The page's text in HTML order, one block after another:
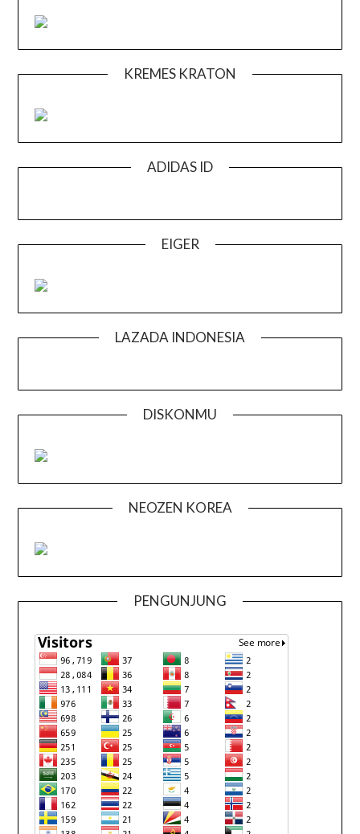
KREMES KRATON
ADIDAS ID
EIGER
LAZADA INDONESIA
DISKONMU
NEOZEN KOREA
PENGUNJUNG